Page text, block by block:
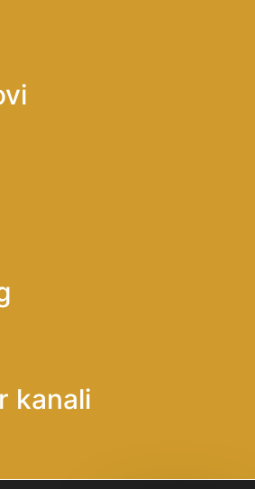
kanali